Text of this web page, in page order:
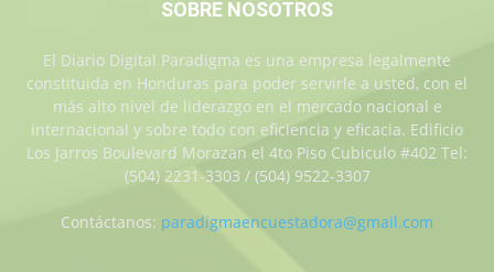
SOBRE NOSOTROS
El Diario Digital Paradigma es una empresa legalmente
constituida en Honduras para poder servirle a usted, con el
más alto nivel de liderazgo en el mercado nacional e
internacional y sobre todo con eficiencia y eficacia. Edificio
Los Jarros Boulevard Morazan el 4to Piso Cubiculo #402 Tel:
(504) 2231-3303 / (504) 9522-3307
Contáctanos: paradigmaencuestadora@gmail.com